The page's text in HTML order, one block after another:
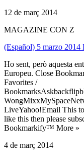
12 de març 2014
MAGAZINE CON Z
(Español) 5 marzo 2014
Ho sent, però aquesta
Europeu. Close
Favorites /
LiveYahoo!Email This
like this then please
Bookmarkify™ More »
4 de març 2014